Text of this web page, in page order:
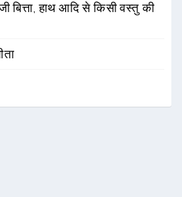
बित्ता, हाथ आदि से किसी वस्तु की